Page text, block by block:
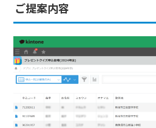
ご提案内容